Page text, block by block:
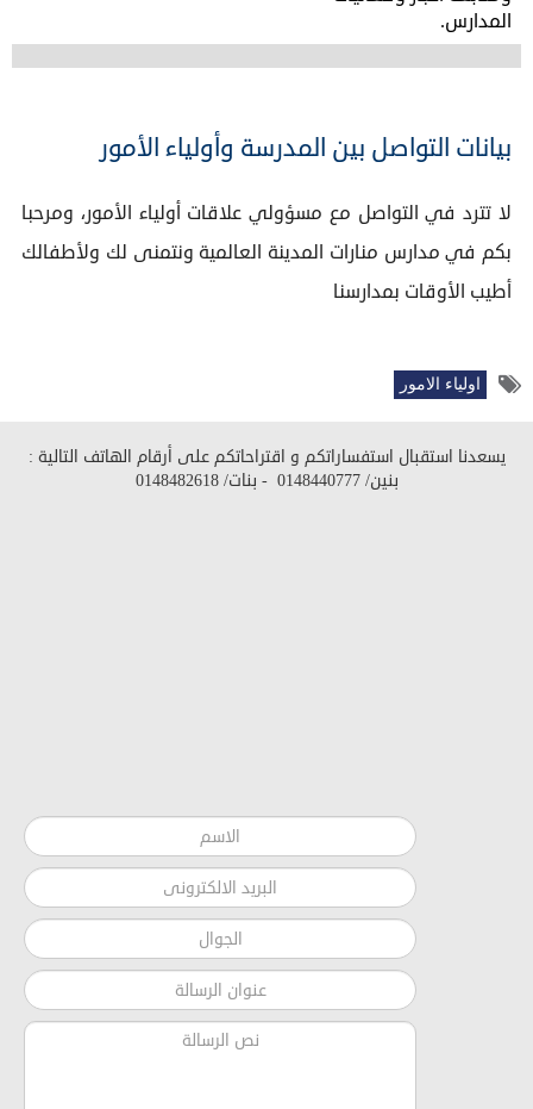
المدارس.
بيانات التواصل بين المدرسة وأولياء الأمور
لا تترد في التواصل مع مسؤولي علاقات أولياء الأمور، ومرحبا
بكم في مدارس منارات المدينة العالمية ونتمنى لك ولأطفالك
أطيب الأوقات بمدارسنا
اولياء الامور
يسعدنا استقبال استفساراتكم و اقتراحاتكم على أرقام الهاتف التالية :
بنين/0148440777 - بنات/0148482618